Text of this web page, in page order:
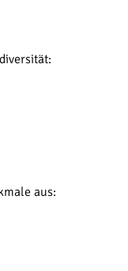
aus: